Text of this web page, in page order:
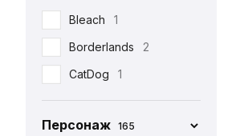
Bleach
1
Borderlands
2
CatDog
1
Charlie and the
1
Персонаж 165